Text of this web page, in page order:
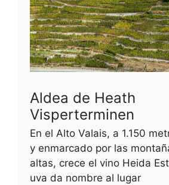
Aldea de Heath
Visperterminen
En el Alto Valais, a 1.150
y enmarcado por las
altas, crece el vino Heida
uva da nombre al lugar